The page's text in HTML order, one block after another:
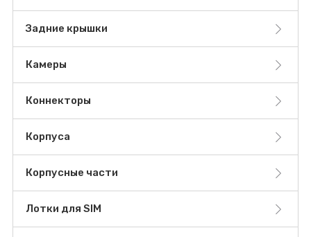
Задние крышки
Камеры
Коннекторы
Корпуса
Корпусные части
Лотки для SIM